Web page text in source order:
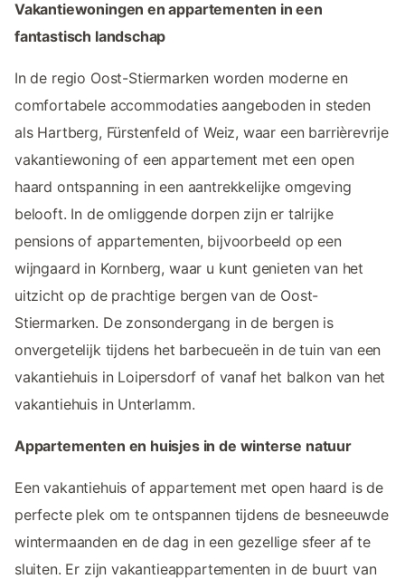
Vakantiewoningen en appartementen in een
fantastisch landschap
In de regio Oost-Stiermarken worden moderne en
comfortabele accommodaties aangeboden in steden
als Hartberg, Fürstenfeld of Weiz, waar een barrièrevrije
vakantiewoning of een appartement met een open
haard ontspanning in een aantrekkelijke omgeving
belooft. In de omliggende dorpen zijn er talrijke
pensions of appartementen, bijvoorbeeld op een
wijngaard in Kornberg, waar u kunt genieten van het
uitzicht op de prachtige bergen van de Oost-
Stiermarken. De zonsondergang in de bergen is
onvergetelijk tijdens het barbecueën in de tuin van een
vakantiehuis in Loipersdorf of vanaf het balkon van het
vakantiehuis in Unterlamm.
Appartementen en huisjes in de winterse natuur
Een vakantiehuis of appartement met open haard is de
perfecte plek om te ontspannen tijdens de besneeuwde
wintermaanden en de dag in een gezellige sfeer af te
sluiten. Er zijn vakantieappartementen in de buurt van